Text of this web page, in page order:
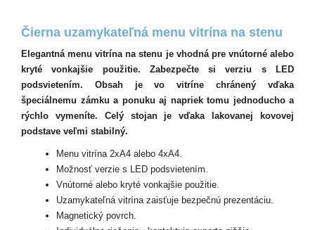
Čierna uzamykateľná menu vitrína na stenu
Elegantná menu vitrína na stenu je vhodná pre vnútorné alebo
kryté vonkajšie použitie. Zabezpečte si verziu s LED
podsvietením. Obsah je vo vitríne chránený vďaka
špeciálnemu zámku a ponuku aj napriek tomu jednoducho a
rýchlo vymeníte. Celý stojan je vďaka lakovanej kovovej
podstave veľmi stabilný.
Menu vitrína 2xA4 alebo 4xA4.
Možnosť verzie s LED podsvietením.
Vnútorné alebo kryté vonkajšie použitie.
Uzamykateľná vitrína zaisťuje bezpečnú prezentáciu.
Magnetický povrch.